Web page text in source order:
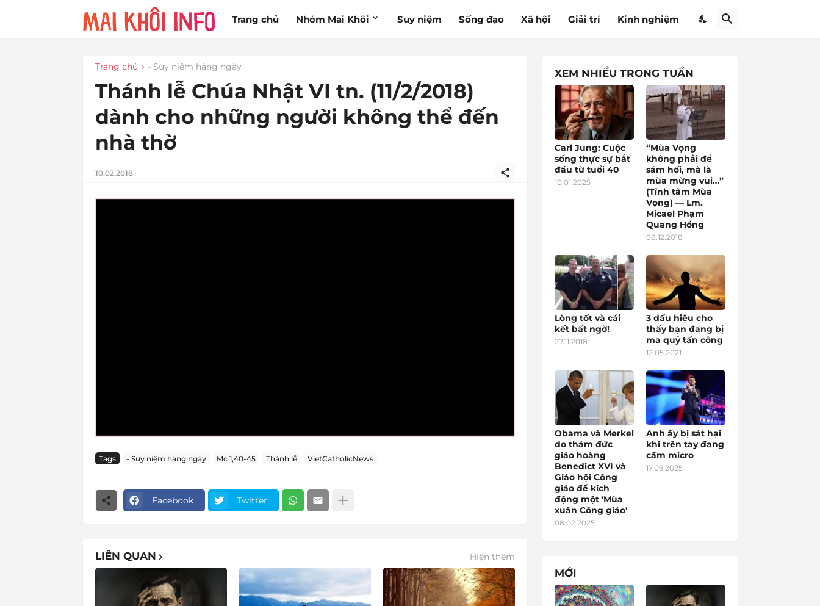
Trang chủ Nhóm Mai Khôi Suy niệm Sống đạo Xã hội Giải trí Kinh nghiệm
Trang chủ - Suy niệm hàng ngày
Thánh lễ Chúa Nhật VI tn. (11/2/2018)
dành cho những người không thể đến
nhà thờ
10.02.2018
Tags - Suy niệm hàng ngày Mc 1,40-45 Thánh lễ VietCatholicNews
Facebook Twitter
LIÊN QUAN Hiện thêm
XEM NHIỀU TRONG TUẦN
Carl Jung: Cuộc
sống thực sự bắt
đầu từ tuổi 40
10.01.2025
“Mùa Vọng
không phải để
sám hối, mà là
mùa mừng vui…”
(Tĩnh tâm Mùa
Vọng) — Lm.
Micael Phạm
Quang Hồng
08.12.2018
Lòng tốt và cái
kết bất ngờ!
27.11.2018
3 dấu hiệu cho
thấy bạn đang bị
ma quỷ tấn công
12.05.2021
Obama và Merkel
do thám đức
giáo hoàng
Benedict XVI và
Giáo hội Công
giáo để kích
động một 'Mùa
xuân Công giáo'
08.02.2025
Anh ấy bị sát hại
khi trên tay đang
cầm micro
17.09.2025
MỚI